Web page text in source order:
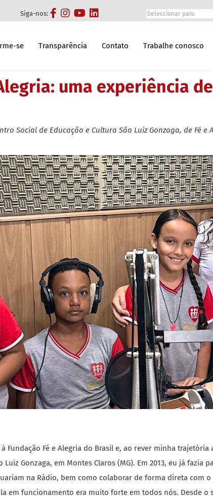
Siga-nos:
se Transparência Contato Trabalhe conosco
uma experiência
Social de Educação e Cultura São Luiz Gonzaga, de Fé e
Fundação Fé e Alegria do Brasil e, ao rever minha
Gonzaga, em Montes Claros (MG). Em 2013, eu já fazia
na Rádio, bem como colaborar de forma direta com
em funcionamento era muito forte em todos nós. Desde